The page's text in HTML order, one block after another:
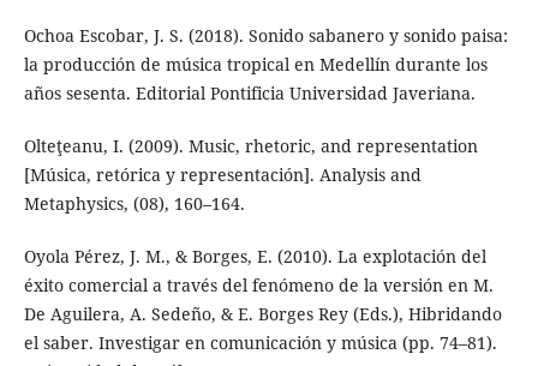
Ochoa Escobar, J. S. (2018). Sonido sabanero y sonido paisa:
la producción de música tropical en Medellín durante los
años sesenta. Editorial Pontificia Universidad Javeriana.
Olteţeanu, I. (2009). Music, rhetoric, and representation
[Música, retórica y representación]. Analysis and
Metaphysics, (08), 160–164.
Oyola Pérez, J. M., & Borges, E. (2010). La explotación del
éxito comercial a través del fenómeno de la versión en M.
De Aguilera, A. Sedeño, & E. Borges Rey (Eds.), Hibridando
el saber. Investigar en comunicación y música (pp. 74–81).